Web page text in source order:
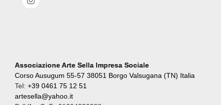
Associazione Arte Sella Impresa Sociale
Corso Ausugum 55-57 38051 Borgo Valsugana (TN) Italia
Tel: +39 0461 75 12 51
artesella@yahoo.it